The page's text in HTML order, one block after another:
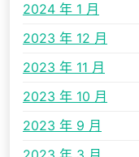
2024 年 1 月
2023 年 12 月
2023 年 11 月
2023 年 10 月
2023 年 9 月